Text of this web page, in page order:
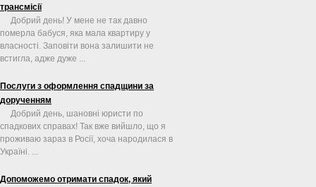
трансмісії
Добрий день! У мене не так давно
померла бабуся, яка мала квартиру у
власності. Заповіти вона залишити не
встигла, адже дуже ...
Послуги з оформлення спадщини за
дорученням
Добрий день, шановні юристи по
спадкових справах! Так вже вийшло, що я
проживаю зараз в Росії, хоча народилася в
Україні. ...
Допоможемо отримати спадок, який